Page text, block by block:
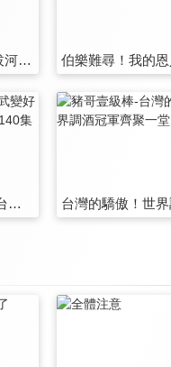
世界第一！大里高中拔河隊 第133集
歹囝仔練武變好囝仔 台灣愛心少林寺 第140集